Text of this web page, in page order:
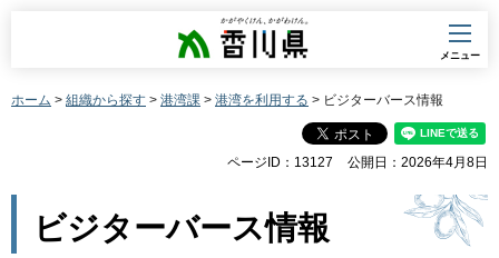
香川県
メニュー
ホーム > 組織から探す > 港湾課 > 港湾を利用する > ビジターバース情報
ページID：13127 公開日：2026年4月8日
ビジターバース情報